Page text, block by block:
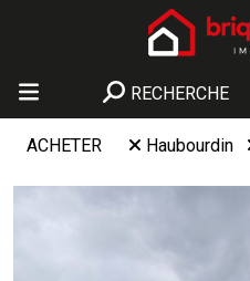
RECHERCHE
ACHETER Haubourdin